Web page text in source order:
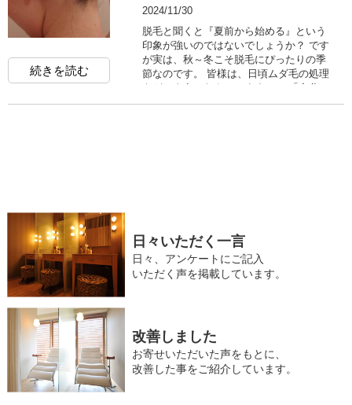
続きを読む
2024/11/30
脱毛と聞くと『夏前から始める』という
印象が強いのではないでしょうか？ です
が実は、秋～冬こそ脱毛にぴったりの季
節なのです。 皆様は、日頃ムダ毛の処理
をどのようになさってますか？ 「自分で
処理できないう...
日々いただく一言
日々、アンケートにご記入
いただく声を掲載しています。
改善しました
お寄せいただいた声をもとに、
改善した事をご紹介しています。